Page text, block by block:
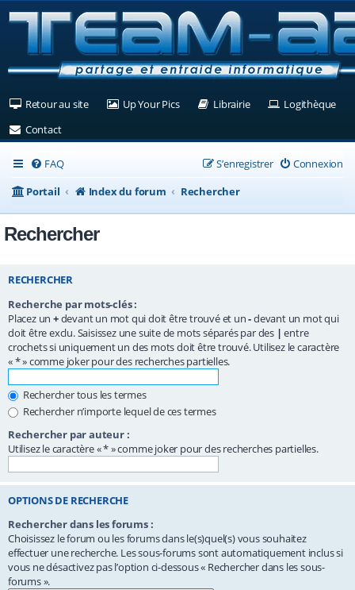
Retour au site(Ouvre un nouvel onglet)
Up Your Pics(Ouvre un nouvel onglet)
Librairie(Ouvre un nouvel
Logithèque
Contact(Ouvre un nouvel onglet)
FAQ Connexion
S’enregistrer
Portail
Index du forum Rechercher
Rechercher
RECHERCHER
Recherche par mots-clés :
Placez un +devant un mot qui doit être trouvé et un-devant un mot qui
doit être exclu. Saisissez une suite de mots séparés par des | entre
crochets si uniquement un des mots doit être trouvé. Utilisez le caractère
« * » comme joker pour des recherches partielles.
Rechercher tous les termes
Rechercher n’importe lequel de ces termes
Rechercher par auteur :
Utilisez le caractère « * » comme joker pour des recherches partielles.
OPTIONS DE RECHERCHE
Rechercher dans les forums :
Choisissez le forum ou les forums dans le(s)quel(s) vous souhaitez
effectuer une recherche. Les sous-forums sont automatiquement inclus si
vous ne désactivez pas l’option ci-dessous « Rechercher dans les sous-
forums ».